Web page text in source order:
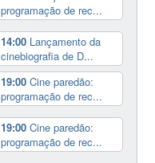
programação de rec...
14:00 Lançamento da
cinebiografia de D...
19:00Cine paredão:
programação de rec...
19:00Cine paredão:
programação de rec...